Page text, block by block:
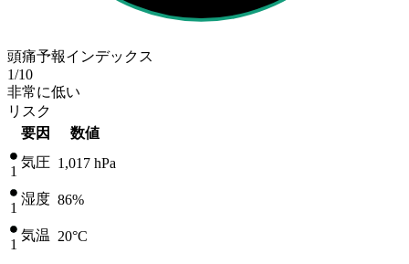
頭痛予報インデックス
1/10
非常に低い
リスク
要因
数値
1
気圧 1,017 hPa
1
湿度 86%
1
気温 20°C